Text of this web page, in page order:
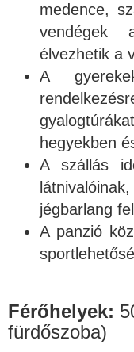
medence,
vendégek
élvezhetik a
A
hegyekben
A szállás
jégbarlang
A panzió
Férőhelyek:
fürdőszoba)